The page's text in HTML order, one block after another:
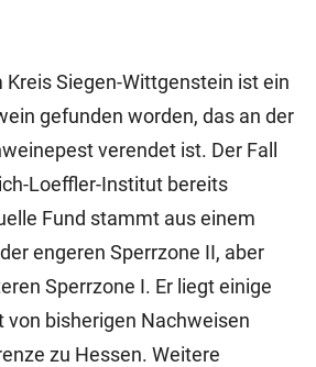
Kreis Siegen-Wittgenstein ist ein
gefunden worden, das an der
verendet ist. Der Fall
Loeffler-Institut bereits
Fund stammt aus einem
engeren Sperrzone II, aber
Sperrzone I. Er liegt einige
bisherigen Nachweisen
zu Hessen. Weitere